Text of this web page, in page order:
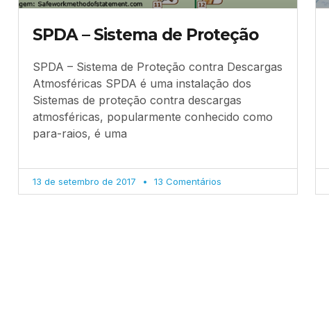
SPDA – Sistema de Proteção
SPDA – Sistema de Proteção contra Descargas
Atmosféricas SPDA é uma instalação dos
Sistemas de proteção contra descargas
atmosféricas, popularmente conhecido como
para-raios, é uma
13 de setembro de 2017 13 Comentários